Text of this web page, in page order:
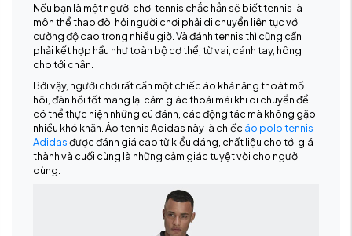
Nếu bạn là một người chơi tennis chắc hẳn sẽ biết tennis là
môn thể thao đòi hỏi người chơi phải di chuyển liên tục với
cường độ cao trong nhiều giờ. Và đánh tennis thì cũng cần
phải kết hợp hầu như toàn bộ cơ thể, từ vai, cánh tay, hông
cho tới chân.
Bởi vậy, người chơi rất cần một chiếc áo khả năng thoát mồ
hôi, đàn hồi tốt mang lại cảm giác thoải mái khi di chuyển để
có thể thực hiện những cú đánh, các động tác mà không gặp
nhiều khó khăn. Áo tennis Adidas này là chiếc áo polo tennis
Adidasđược đánh giá cao từ kiểu dáng, chất liệu cho tới giá
thành và cuối cùng là những cảm giác tuyệt vời cho người
dùng.